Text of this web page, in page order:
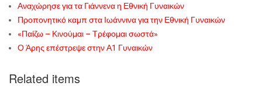
Αναχώρησε για τα Γιάννενα η Εθνική Γυναικών
Προπονητικό καμπ στα Ιωάννινα για την Εθνική Γυναικών
«Παίζω – Κινούμαι – Τρέφομαι σωστά»
Ο Άρης επέστρεψε στην Α1 Γυναικών
Related items